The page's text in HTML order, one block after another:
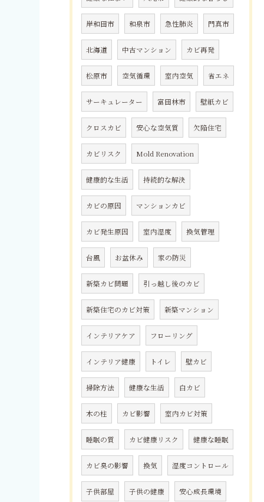
岸和田市 和泉市 急性肺炎 門真市
北海道 中古マンション カビ再発
松原市 空気循環 室内空気 省エネ
サーキュレーター 富田林市 壁紙カビ
クロスカビ 安心な空気質 欠陥住宅
カビリスク Mold Renovation
健康的な生活 持続的な解決
カビの原因 マンションカビ
カビ発生原因 室内湿度 換気管理
台風 お盆休み 家の防災
新築カビ問題 引っ越し後のカビ
新築住宅のカビ対策 新築マンション
インテリアケア フローリング
インテリア健康 トイレ 壁カビ
掃除方法 健康な生活 白カビ
木の柱 カビ影響 室内カビ対策
睡眠の質 カビ健康リスク 健康な睡眠
カビ臭の影響 換気 湿度コントロール
子供部屋 子供の健康 安心成長環境